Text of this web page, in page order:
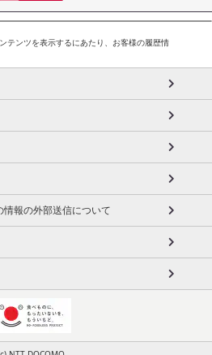
リー別注意事項（※必ずご確認くだ
報は2026-07-09 14:13:35.0での情報となります。
テンツを表示するにあたり、お客様の履歴情
報の外部送信について